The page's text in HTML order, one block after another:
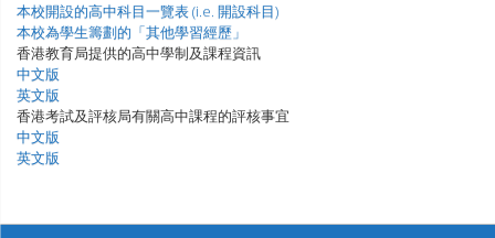
本校開設的高中科目一覽表 (i.e. 開設科目)
本校為學生籌劃的「其他學習經歷」
香港教育局提供的高中學制及課程資訊
中文版
英文版
香港考試及評核局有關高中課程的評核事宜
中文版
英文版